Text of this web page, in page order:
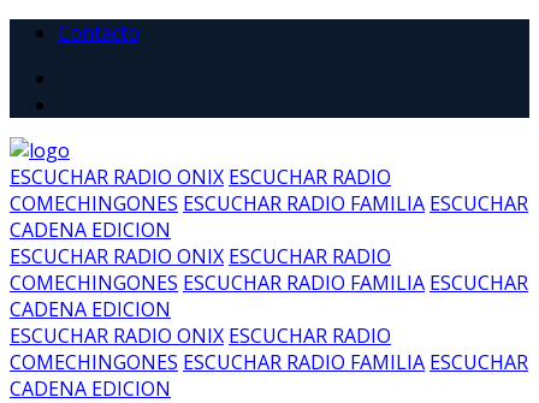
Contacto
ESCUCHAR RADIO ONIX ESCUCHAR RADIO
COMECHINGONES ESCUCHAR RADIO FAMILIA ESCUCHAR
CADENA EDICION
ESCUCHAR RADIO ONIX ESCUCHAR RADIO
COMECHINGONES ESCUCHAR RADIO FAMILIA ESCUCHAR
CADENA EDICION
ESCUCHAR RADIO ONIX ESCUCHAR RADIO
COMECHINGONES ESCUCHAR RADIO FAMILIA ESCUCHAR
CADENA EDICION